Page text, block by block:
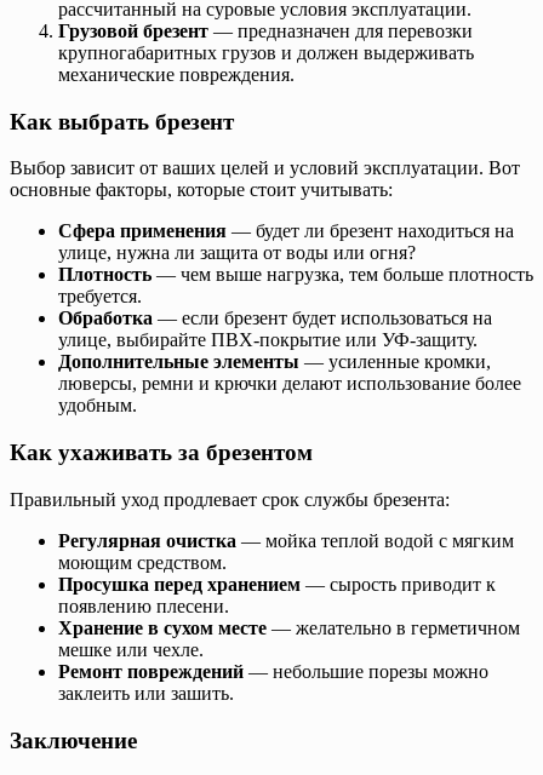
рассчитанный на суровые условия эксплуатации.
Грузовой брезент — предназначен для перевозки
крупногабаритных грузов и должен выдерживать
механические повреждения.
Как выбрать брезент
Выбор зависит от ваших целей и условий эксплуатации. Вот
основные факторы, которые стоит учитывать:
Сфера применения — будет ли брезент находиться на
улице, нужна ли защита от воды или огня?
Плотность — чем выше нагрузка, тем больше плотность
требуется.
Обработка — если брезент будет использоваться на
улице, выбирайте ПВХ-покрытие или УФ-защиту.
Дополнительные элементы — усиленные кромки,
люверсы, ремни и крючки делают использование более
удобным.
Как ухаживать за брезентом
Правильный уход продлевает срок службы брезента:
Регулярная очистка — мойка теплой водой с мягким
моющим средством.
Просушка перед хранением — сырость приводит к
появлению плесени.
Хранение в сухом месте — желательно в герметичном
мешке или чехле.
Ремонт повреждений — небольшие порезы можно
заклеить или зашить.
Заключение